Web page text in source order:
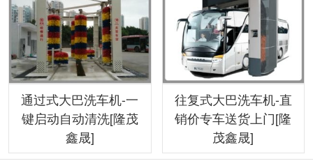
通过式大巴洗车机-一
键启动自动清洗[隆茂
鑫晟]
往复式大巴洗车机-直
销价专车送货上门[隆
茂鑫晟]